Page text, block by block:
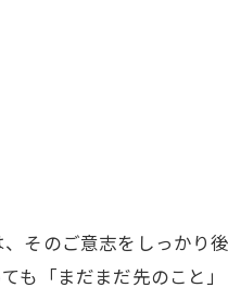
そのご意志をしっかり
も「まだまだ先のこと